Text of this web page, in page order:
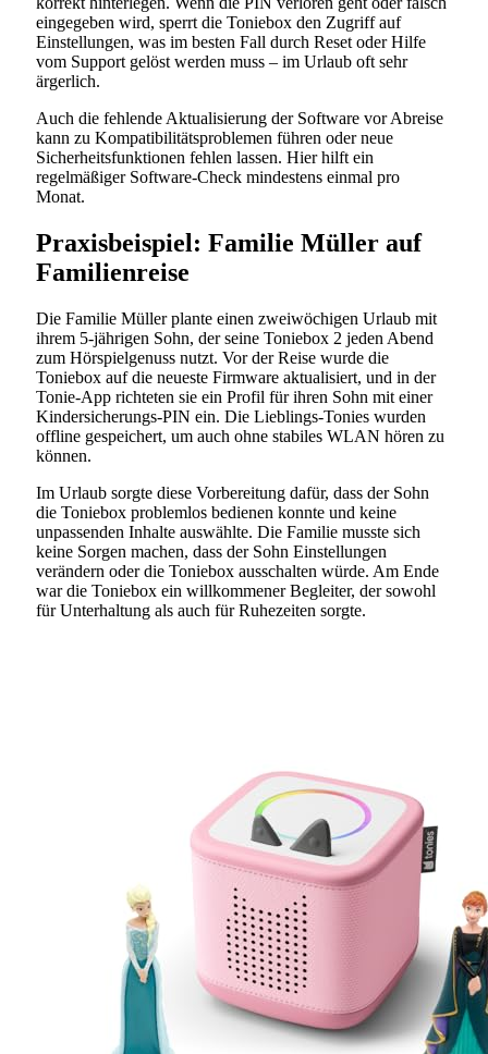
eingegeben wird, sperrt die Toniebox den Zugriff auf
Einstellungen, was im besten Fall durch Reset oder Hilfe
vom Support gelöst werden muss – im Urlaub oft sehr
ärgerlich.
Auch die fehlende Aktualisierung der Software vor Abreise
kann zu Kompatibilitätsproblemen führen oder neue
Sicherheitsfunktionen fehlen lassen. Hier hilft ein
regelmäßiger Software-Check mindestens einmal pro
Monat.
Praxisbeispiel: Familie Müller auf
Familienreise
Die Familie Müller plante einen zweiwöchigen Urlaub mit
ihrem 5-jährigen Sohn, der seine Toniebox 2 jeden Abend
zum Hörspielgenuss nutzt. Vor der Reise wurde die
Toniebox auf die neueste Firmware aktualisiert, und in der
Tonie-App richteten sie ein Profil für ihren Sohn mit einer
Kindersicherungs-PIN ein. Die Lieblings-Tonies wurden
offline gespeichert, um auch ohne stabiles WLAN hören zu
können.
Im Urlaub sorgte diese Vorbereitung dafür, dass der Sohn
die Toniebox problemlos bedienen konnte und keine
unpassenden Inhalte auswählte. Die Familie musste sich
keine Sorgen machen, dass der Sohn Einstellungen
verändern oder die Toniebox ausschalten würde. Am Ende
war die Toniebox ein willkommener Begleiter, der sowohl
für Unterhaltung als auch für Ruhezeiten sorgte.